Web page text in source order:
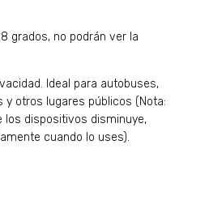
grados, no podrán ver la
Ideal para autobuses,
otros lugares públicos (Nota:
los dispositivos disminuye,
cuando lo uses).